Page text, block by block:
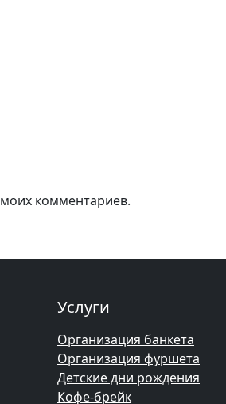
комментариев.
Услуги
Организация банкета
Организация фуршета
Детские дни рождения
Кофе-брейк